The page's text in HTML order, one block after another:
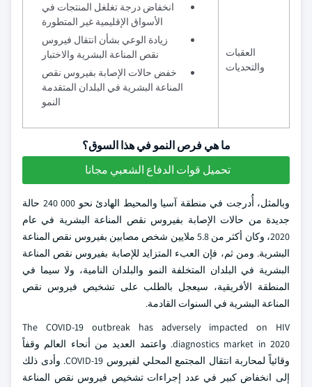
العقبات
والتحديات
انخفاض درجة تغلغل المنتجات في
الأسواق الإقليمية غير المتطورة
زيادة الوعي بشأن انتقال فيروس
نقص المناعة البشرية والاختبار
خفض حالات الإصابة بفيروس نقص
المناعة البشرية في البلدان المتقدمة
النمو
ما هي فرص النمو في هذا السوق؟
تحميل قوات الدفاع الشعبي مجانا
وبالمثل، أُدرجت في منطقة آسيا والمحيط الهادئ نحو 000 240 حالة
جديدة من حالات الإصابة بفيروس نقص المناعة البشرية في عام
2020، وكان أكثر من 5.8 ملايين شخص مصابين بفيروس نقص المناعة
البشرية. ومن ثم، فإن العبء المتزايد للإصابة بفيروس نقص المناعة
البشرية في البلدان المتخلفة النمو والبلدان النامية، ولا سيما في
المنطقة الأفريقية، سيعجل بالطلب على تشخيص فيروس نقص
المناعة البشرية في السنوات القادمة.
The COVID-19 outbreak has adversely impacted on HIV
diagnostics market in 2020. واعتمد العديد من أنحاء العالم وقفاً
وقائياً لمحاربة انتقال المجتمع المحلي لفيروس COVID-19. وأدى ذلك
إلى انخفاض كبير في عدد إجراءات تشخيص فيروس نقص المناعة